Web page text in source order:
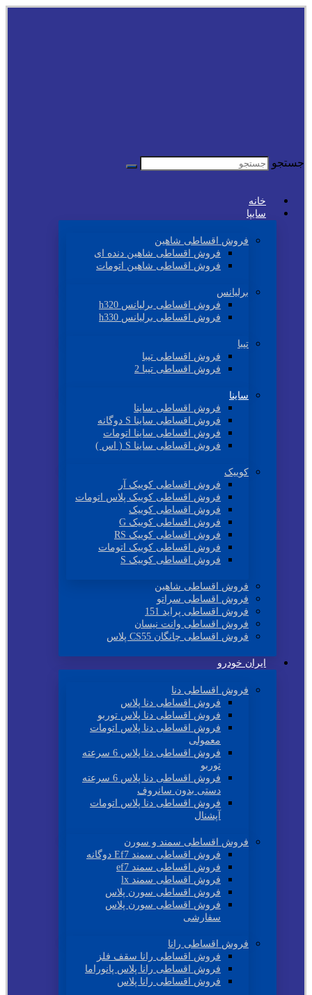
جستجو
خانه
سایپا
فروش اقساطی شاهین
فروش اقساطی شاهین دنده ای
فروش اقساطی شاهین اتومات
برلیانس
فروش اقساطی برلیانس h320
فروش اقساطی برلیانس h330
تیبا
فروش اقساطی تیبا
فروش اقساطی تیبا 2
ساینا
فروش اقساطی ساینا
فروش اقساطی ساینا S دوگانه
فروش اقساطی ساینا اتومات
فروش اقساطی ساینا S ( اس )
کوییک
فروش اقساطی کوییک آر
فروش اقساطی کوییک پلاس اتومات
فروش اقساطی کوییک
فروش اقساطی کوییک G
فروش اقساطی کوییک RS
فروش اقساطی کوییک اتومات
فروش اقساطی کوییک S
فروش اقساطی شاهین
فروش اقساطی سراتو
فروش اقساطی پراید 151
فروش اقساطی وانت نیسان
فروش اقساطی چانگان CS55 پلاس
ایران خودرو
فروش اقساطی دنا
فروش اقساطی دنا پلاس
فروش اقساطی دنا پلاس توربو
فروش اقساطی دنا پلاس اتومات
معمولی
فروش اقساطی دنا پلاس 6 سرعته
توربو
فروش اقساطی دنا پلاس 6 سرعته
دستی بدون سانروف
فروش اقساطی دنا پلاس اتومات
آپشنال
فروش اقساطی سمند و سورن
فروش اقساطی سمند Ef7 دوگانه
فروش اقساطی سمند ef7
فروش اقساطی سمند lx
فروش اقساطی سورن پلاس
فروش اقساطی سورن پلاس
سفارشی
فروش اقساطی رانا
فروش اقساطی رانا سقف فلز
فروش اقساطی رانا پلاس پانوراما
فروش اقساطی رانا پلاس